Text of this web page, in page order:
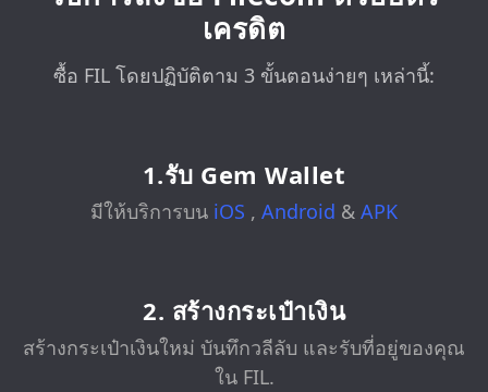
เครดิต
ซื้อ FIL โดยปฏิบัติตาม 3 ขั้นตอนง่ายๆ เหล่านี้:
1.รับ Gem Wallet
มีให้บริการบน iOS , Android & APK
2. สร้างกระเป๋าเงิน
สร้างกระเป๋าเงินใหม่ บันทึกวลีลับ และรับที่อยู่ของคุณ
ใน FIL.